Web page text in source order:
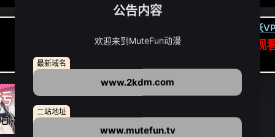
下载虎跃
APP高速专线可前往APP观
公告内容
欢迎来到MuteFun动漫
最新域名
www.2kdm.com
二站地址
www.mutefun.tv